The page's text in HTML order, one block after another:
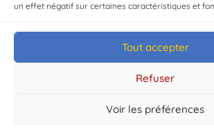
un effet négatif sur certaines caractéristiques et
Tout accepter
Refuser
Voir les préférences
© Mairie de Chaource [2004-2024] | Tous
Developed byWEB3-DESIGN